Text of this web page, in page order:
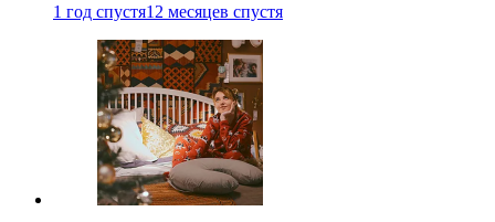
1 год спустя12 месяцев спустя